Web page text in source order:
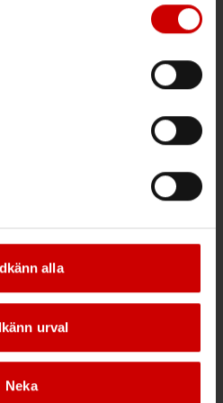
dataskyddsnormer. Genom
till sådana överföringar. Läs
alla
urval
Neka
villkor
hos Würth